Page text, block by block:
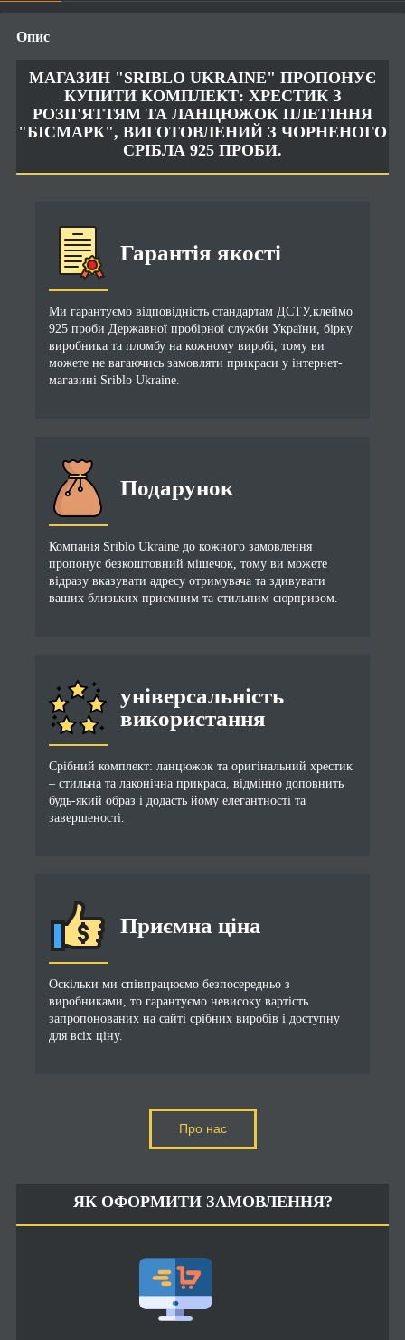
Опис
МАГАЗИН "SRIBLO UKRAINE" ПРОПОНУЄ
КУПИТИ КОМПЛЕКТ: ХРЕСТИК З
РОЗП'ЯТТЯМ ТА ЛАНЦЮЖОК ПЛЕТІННЯ
"БІСМАРК", ВИГОТОВЛЕНИЙ З ЧОРНЕНОГО
СРІБЛА 925 ПРОБИ.
Гарантія якості
Ми гарантуємо відповідність стандартам ДСТУ,клеймо
925 проби Державної пробірної служби України, бірку
виробника та пломбу на кожному виробі, тому ви
можете не вагаючись замовляти прикраси у інтернет-
магазині Sriblo Ukraine.
Подарунок
Компанія Sriblo Ukraine до кожного замовлення
пропонує безкоштовний мішечок, тому ви можете
відразу вказувати адресу отримувача та здивувати
ваших близьких приємним та стильним сюрпризом.
універсальність
використання
Срібний комплект: ланцюжок та оригінальний хрестик
– стильна та лаконічна прикраса, відмінно доповнить
будь-який образ і додасть йому елегантності та
завершеності.
Приємна ціна
Оскільки ми співпрацюємо безпосередньо з
виробниками, то гарантуємо невисоку вартість
запропонованих на сайті срібних виробів і доступну
для всіх ціну.
Про нас
ЯК ОФОРМИТИ ЗАМОВЛЕННЯ?